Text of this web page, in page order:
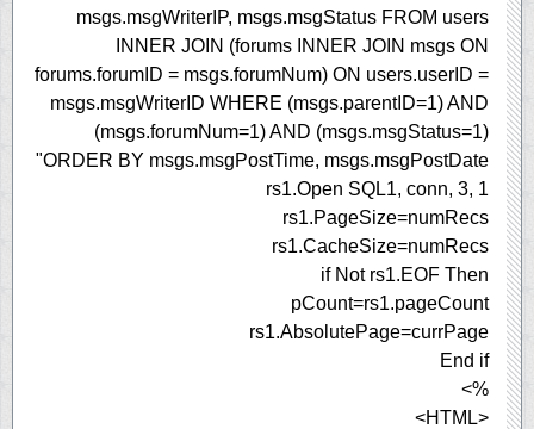
msgs.msgWriterIP, msgs.msgStatus FROM users
INNER JOIN (forums INNER JOIN msgs ON
forums.forumID = msgs.forumNum) ON users.userID =
msgs.msgWriterID WHERE (msgs.parentID=1) AND
(msgs.forumNum=1) AND (msgs.msgStatus=1)
ORDER BY msgs.msgPostTime, msgs.msgPostDate"
rs1.Open SQL1, conn, 3, 1
rs1.PageSize=numRecs
rs1.CacheSize=numRecs
if Not rs1.EOF Then
pCount=rs1.pageCount
rs1.AbsolutePage=currPage
End if
%>
<HTML>